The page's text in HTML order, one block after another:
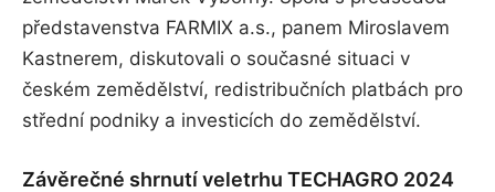
představenstva FARMIX a.s., panem Miroslavem
Kastnerem, diskutovali o současné situaci v
českém zemědělství, redistribučních platbách pro
střední podniky a investicích do zemědělství.
Závěrečné shrnutí veletrhu TECHAGRO 2024